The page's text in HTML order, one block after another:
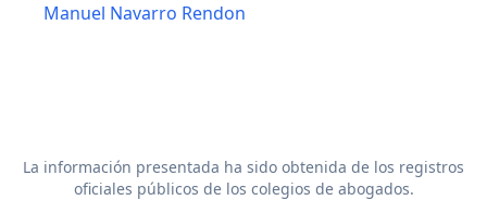
Manuel Navarro Rendon
La información presentada ha sido obtenida de los registros
oficiales públicos de los colegios de abogados.